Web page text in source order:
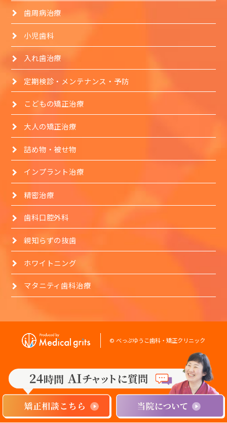
歯周病治療
小児歯科
入れ歯治療
定期検診・メンテナンス・予防
こどもの矯正治療
大人の矯正治療
詰め物・被せ物
インプラント治療
精密治療
歯科口腔外科
親知らずの抜歯
ホワイトニング
マタニティ歯科治療
© べっぷゆうこ歯科・矯正クリニック